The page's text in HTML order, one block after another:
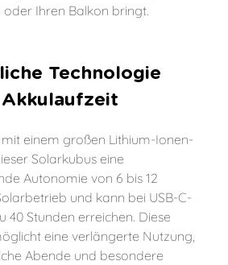
oder Ihren Balkon bringt.
Technologie
einem großen Lithium-Ionen-
Solarkubus eine
Autonomie von 6 bis 12
und kann bei USB-C-
40 Stunden erreichen. Diese
eine verlängerte Nutzung,
Abende und besondere